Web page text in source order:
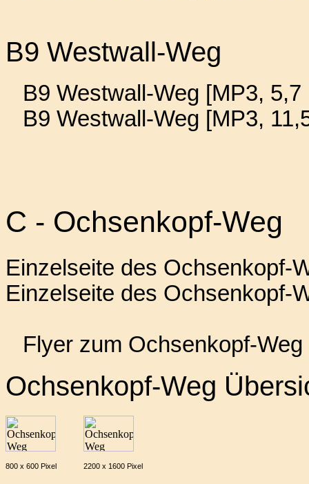
B9 Westwall-Weg
B9 Westwall-Weg [MP3, 5,7
B9 Westwall-Weg [MP3,
C - Ochsenkopf-Weg
Einzelseite des Ochsenkopf-
Einzelseite des Ochsenkopf-
Flyer zum Ochsenkopf-Weg
Ochsenkopf-Weg
800 x 600 Pixel 2200 x 1600 Pixel